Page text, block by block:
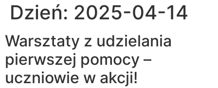
Dzień: 2025-04-14
Warsztaty z udzielania
pierwszej pomocy –
uczniowie w akcji!